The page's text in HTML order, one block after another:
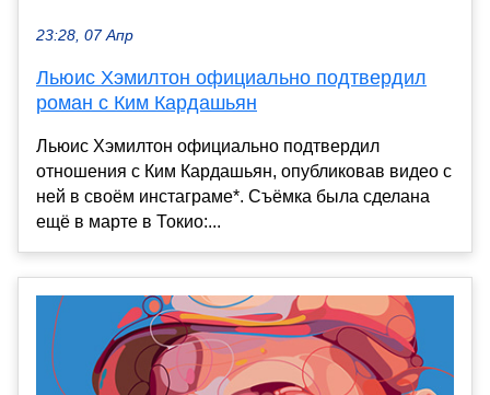
23:28, 07 Апр
Льюис Хэмилтон официально подтвердил
роман с Ким Кардашьян
Льюис Хэмилтон официально подтвердил
отношения с Ким Кардашьян, опубликовав видео с
ней в своём инстаграме*. Съёмка была сделана
ещё в марте в Токио:...